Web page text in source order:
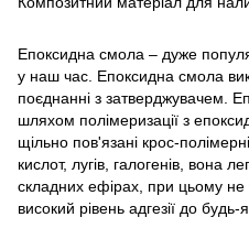
Епоксидна смола – дуже
у наш час. Епоксидна смола
поєднанні з затверджувачем.
шляхом полімеризації з
щільно пов'язані крос-
кислот, лугів, галогенів, вона
складних ефірах, при цьому
високий рівень адгезії до